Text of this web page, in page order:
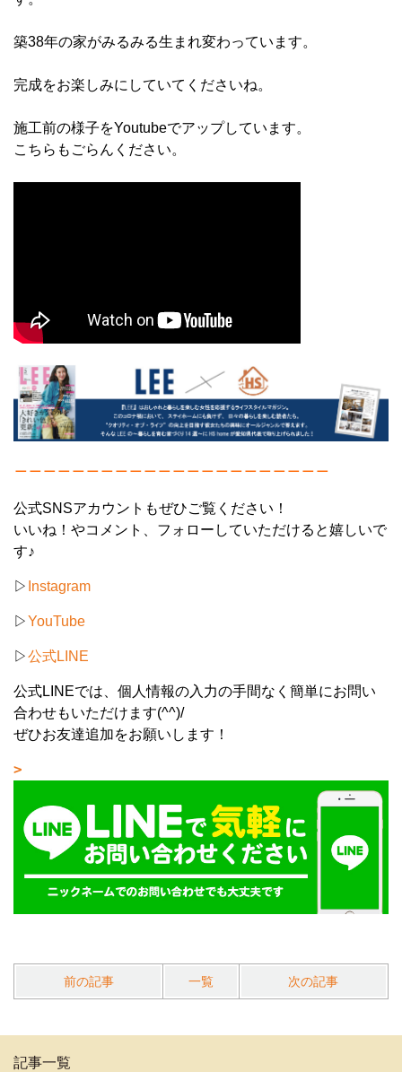
築38年の家がみるみる生まれ変わっています。
完成をお楽しみにしていてくださいね。
施工前の様子をYoutubeでアップしています。
こちらもごらんください。
公式SNSアカウントもぜひご覧ください！
いいね！やコメント、フォローしていただけると嬉しいで
す♪
▷ Instagram
▷YouTube
▷公式LINE
公式LINEでは、個人情報の入力の手間なく簡単にお問い
合わせもいただけます(^^)/
ぜひお友達追加をお願いします！
前の記事 一覧 次の記事
記事一覧